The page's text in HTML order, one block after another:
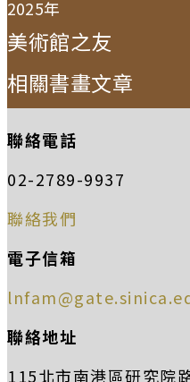
2025年
美術館之友
相關書畫文章
聯絡電話
02-2789-9937
聯絡我們
電子信箱
聯絡地址
115北市南港區研究院